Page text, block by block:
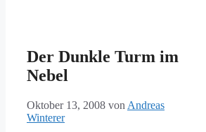
Der Dunkle Turm im
Nebel
Oktober 13, 2008 von Andreas
Winterer